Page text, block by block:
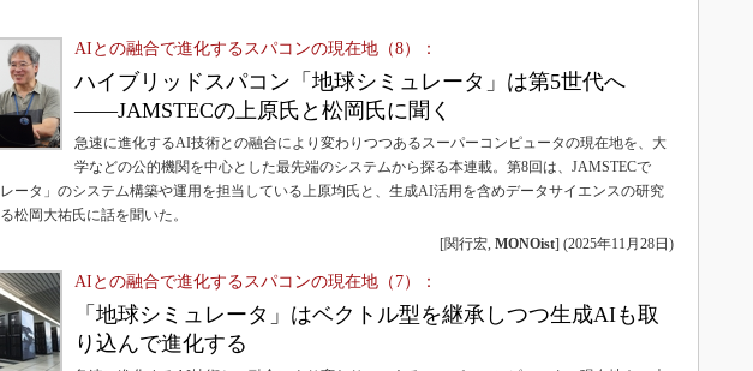
スマート工場EXPO
EdgeTech+
日本ものづくりワールド
AUTOMOTIVE WORLD
産業オープンネット展
車載ソフト開発
ISO26262
無償設計ツール
3Dプリンタ
インダストリー4.0
AIとの融合で進化するスパコンの現在地（8）：
ハイブリッドスパコン「地球シミュレータ」は第5世代へ
――JAMSTECの上原氏と松岡氏に聞く
急速に進化するAI技術との融合により変わりつつあるスーパーコンピュータの現在地を、大
学などの公的機関を中心とした最先端のシステムから探る本連載。第8回は、JAMSTECで
レータ」のシステム構築や運用を担当している上原均氏と、生成AI活用を含めデータサイエンスの研究
松岡大祐氏に話を聞いた。
[関行宏, MONOist] (2025年11月28日 )
AIとの融合で進化するスパコンの現在地（7）：
「地球シミュレータ」はベクトル型を継承しつつ生成AIも取
り込んで進化する